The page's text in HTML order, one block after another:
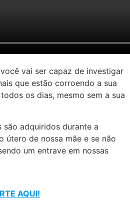
você vai ser capaz de investigar
que estão corroendo a sua
os dias, mesmo sem a sua
são adquiridos durante a
útero de nossa mãe e se não
um entrave em nossas
AQUI!